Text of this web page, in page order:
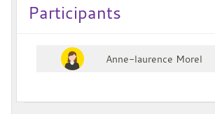
Participants
Anne-laurence Morel